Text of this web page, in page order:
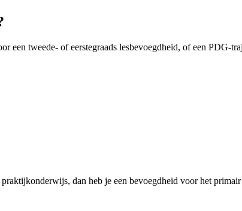
een tweede- of eerstegraads lesbevoegdheid, of een PDG-
dan heb je een bevoegdheid voor het